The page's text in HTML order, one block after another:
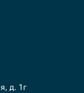
д. 1г